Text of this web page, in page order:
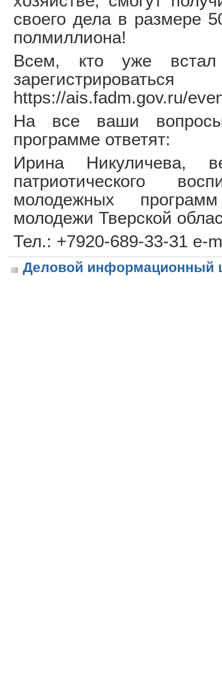
своего дела в размере
полмиллиона!
Всем, кто уже
https://ais.fadm.gov.ru/
На все ваши
программе ответят:
Ирина Никуличева,
патриотического
молодежных
молодежи Тверской
Тел.: +7920-689-33-31 e-
Деловой информационный